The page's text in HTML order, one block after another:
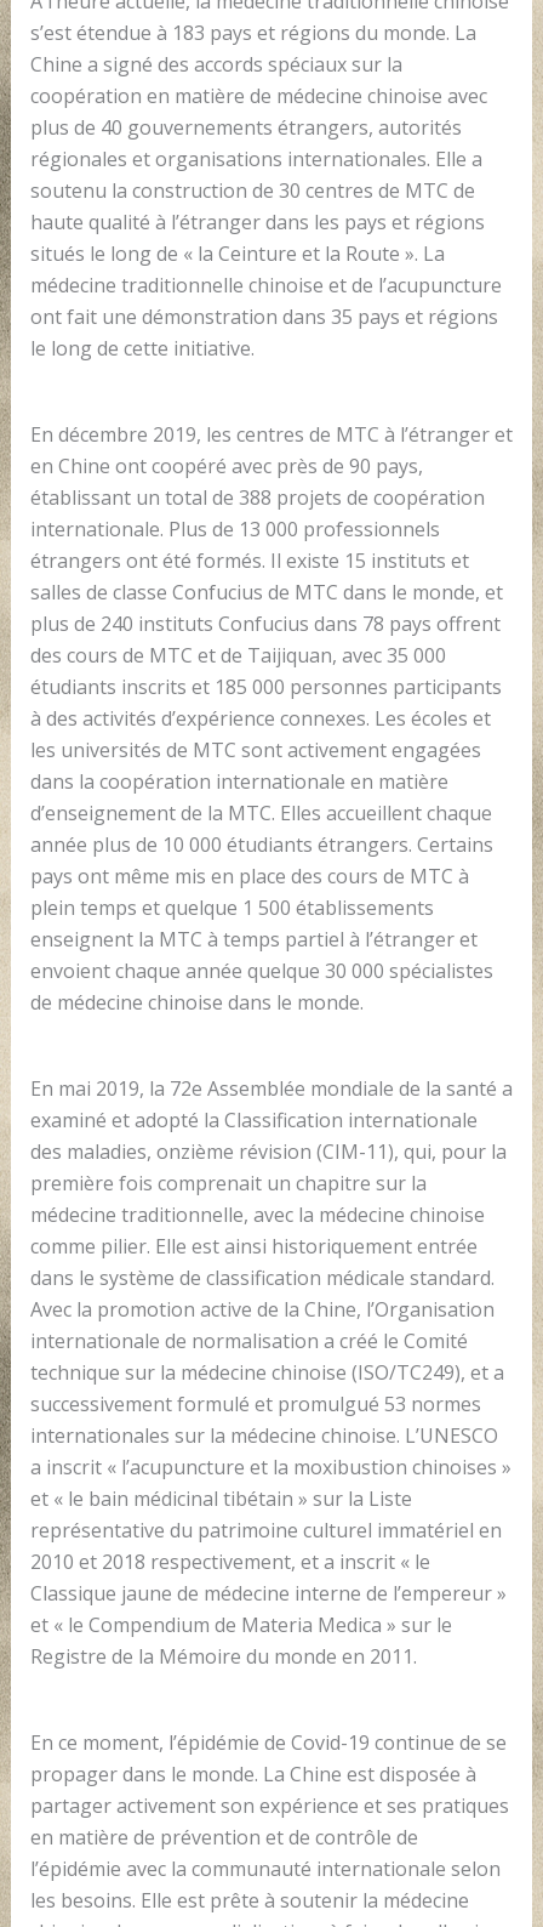
s’est étendue à 183 pays et régions du monde. La
Chine a signé des accords spéciaux sur la
coopération en matière de médecine chinoise avec
plus de 40 gouvernements étrangers, autorités
régionales et organisations internationales. Elle a
soutenu la construction de 30 centres de MTC de
haute qualité à l’étranger dans les pays et régions
situés le long de « la Ceinture et la Route ». La
médecine traditionnelle chinoise et de l’acupuncture
ont fait une démonstration dans 35 pays et régions
le long de cette initiative.
En décembre 2019, les centres de MTC à l’étranger et
en Chine ont coopéré avec près de 90 pays,
établissant un total de 388 projets de coopération
internationale. Plus de 13 000 professionnels
étrangers ont été formés. Il existe 15 instituts et
salles de classe Confucius de MTC dans le monde, et
plus de 240 instituts Confucius dans 78 pays offrent
des cours de MTC et de Taijiquan, avec 35 000
étudiants inscrits et 185 000 personnes participants
à des activités d’expérience connexes. Les écoles et
les universités de MTC sont activement engagées
dans la coopération internationale en matière
d’enseignement de la MTC. Elles accueillent chaque
année plus de 10 000 étudiants étrangers. Certains
pays ont même mis en place des cours de MTC à
plein temps et quelque 1 500 établissements
enseignent la MTC à temps partiel à l’étranger et
envoient chaque année quelque 30 000 spécialistes
de médecine chinoise dans le monde.
En mai 2019, la 72e Assemblée mondiale de la santé a
examiné et adopté la Classification internationale
des maladies, onzième révision (CIM-11), qui, pour la
première fois comprenait un chapitre sur la
médecine traditionnelle, avec la médecine chinoise
comme pilier. Elle est ainsi historiquement entrée
dans le système de classification médicale standard.
Avec la promotion active de la Chine, l’Organisation
internationale de normalisation a créé le Comité
technique sur la médecine chinoise (ISO/TC249), et a
successivement formulé et promulgué 53 normes
internationales sur la médecine chinoise. L’UNESCO
a inscrit « l’acupuncture et la moxibustion chinoises »
et « le bain médicinal tibétain » sur la Liste
représentative du patrimoine culturel immatériel en
2010 et 2018 respectivement, et a inscrit « le
Classique jaune de médecine interne de l’empereur »
et « le Compendium de Materia Medica » sur le
Registre de la Mémoire du monde en 2011.
En ce moment, l’épidémie de Covid-19 continue de se
propager dans le monde. La Chine est disposée à
partager activement son expérience et ses pratiques
en matière de prévention et de contrôle de
l’épidémie avec la communauté internationale selon
les besoins. Elle est prête à soutenir la médecine